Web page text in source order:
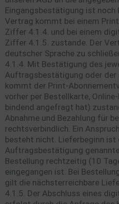
Eingangsbestätigung ist noch
Vertrag kommt bei einem
Ziffer 4.1.4. und bei einem
Ziffer 4.1.5. zustande. Der
deutscher Sprache zu
4.1.4. Mit Bestätigung des
Auftragsbestätigung oder der
kommt der Print-
vorher per Bestellkarte,
bindend angefragt hat)
Abnahme und Bezahlung für
rechtsverbindlich. Ein
besteht nicht. Lieferbeginn ist
Auftragsbestätigung
Bestellung rechtzeitig (10
eingegangen ist. Bei
gilt die nächsterreichbare
4.1.5. Der Abschluss eines